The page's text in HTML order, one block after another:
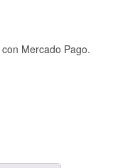
con Mercado Pago.